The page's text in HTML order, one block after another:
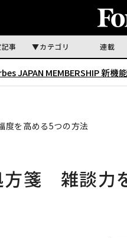
事 カテゴリ 連載
JAPAN MEMBERSHIP 新機能
を高める5つの方法
方箋 雑談力